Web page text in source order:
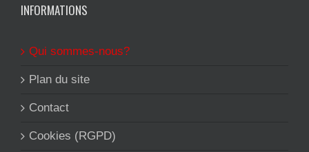
INFORMATIONS
Qui sommes-nous?
Plan du site
Contact
Cookies (RGPD)